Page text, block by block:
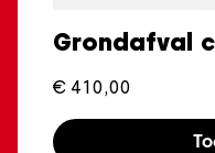
Grondafval
€ 410,00